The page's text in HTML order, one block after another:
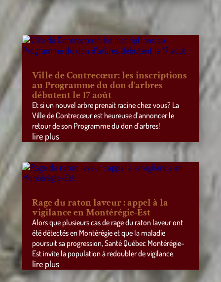
Ville de Contrecœur: les inscriptions
au Programme du don d’arbres
débutent le 17 août
Et si un nouvel arbre prenait racine chez vous? La
Ville de Contrecœur est heureuse d’annoncer le
retour de son Programme du don d’arbres!
lire plus
Rage du raton laveur : appel à la
vigilance en Montérégie-Est
Alors que plusieurs cas de rage du raton laveur ont
été détectés en Montérégie et que la maladie
poursuit sa progression, Santé Québec Montérégie-
Est invite la population à redoubler de vigilance.
lire plus